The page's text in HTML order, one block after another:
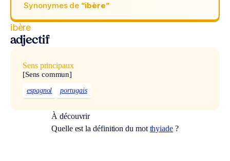
Synonymes de “ibère“
ibère
adjectif
Sens principaux
[Sens commun]
espagnol portugais
À découvrir
Quelle est la définition du mot thyiade ?